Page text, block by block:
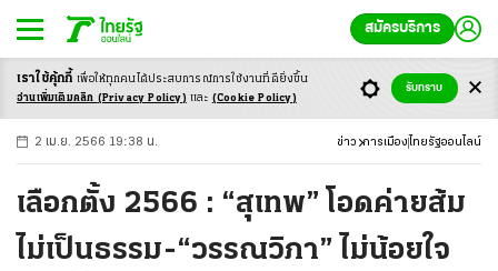
สมัครบริการ
-ก ก ก+
2 เม.ย. 2566 19:38 น. ข่าว การเมือง ไทยรัฐออนไลน์
เลือกตั้ง 2566 : “สุเทพ” โอดค่ายส้ม
ไม่เป็นธรรม-“วรรณวิภา” ไม่น้อยใจ
เราใช้คุ้กกี้ เพื่อให้ทุกคนได้ประสบการณ์การใช้งานที่ดียิ่งขึ้น
อ่านเพิ่มเติมคลิก (Privacy Policy) และ (Cookie Policy)
รับทราบ